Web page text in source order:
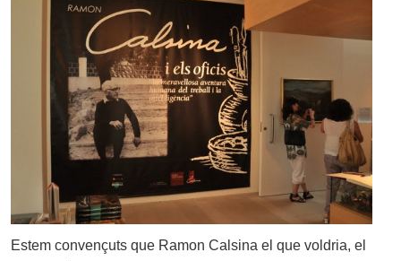
Estem convençuts que Ramon Calsina el que voldria, el